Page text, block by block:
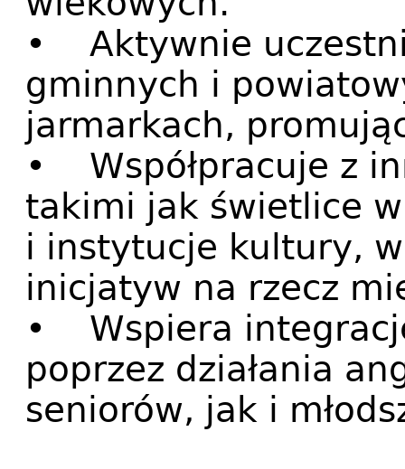
• Aktywnie
gminnych i
jarmarkach,
• Współpracuje z
takimi jak świetlice
i instytucje kultury,
inicjatyw na rzecz
• Wspiera
poprzez działania
seniorów, jak i